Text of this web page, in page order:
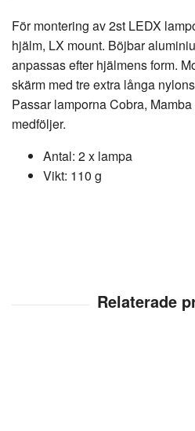
För montering av 2st LEDX
hjälm, LX mount. Böjbar
anpassas efter hjälmens form.
skärm med tre extra långa
Passar lamporna Cobra,
medföljer.
Antal: 2 x lampa
Vikt: 110 g